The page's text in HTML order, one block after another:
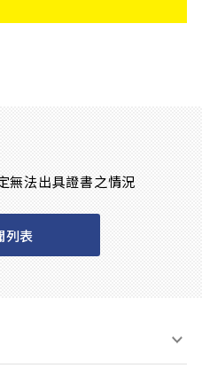
定無法出具證書之情況
列表